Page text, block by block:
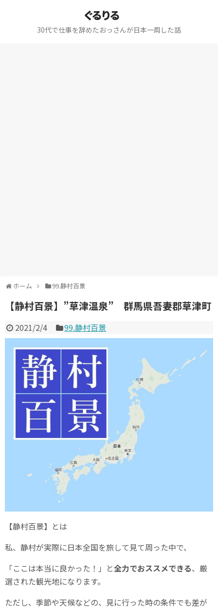
ぐるりる
30代で仕事を辞めたおっさんが日本一周した話
ホーム 99.静村百景
【静村百景】”草津温泉” 群馬県吾妻郡草津町
2021/2/4 99.静村百景
【静村百景】とは
私、静村が実際に日本全国を旅して見て周った中で、
「ここは本当に良かった！」と全力でおススメできる、厳
選された観光地になります。
ただし、季節や天候などの、見に行った時の条件でも差が